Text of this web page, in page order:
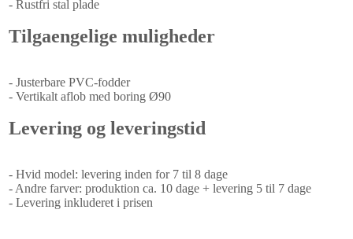
- Rustfri stal plade
Tilgaengelige muligheder
- Justerbare PVC-fodder
- Vertikalt aflob med boring Ø90
Levering og leveringstid
- Hvid model: levering inden for 7 til 8 dage
- Andre farver: produktion ca. 10 dage + levering 5 til 7 dage
- Levering inkluderet i prisen